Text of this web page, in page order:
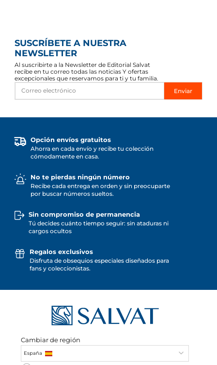
SUSCRÍBETE A NUESTRA
NEWSLETTER
Al suscribirte a la Newsletter de Editorial Salvat
recibe en tu correo todas las noticias Y ofertas
excepcionales que reservamos para ti y tu familia.
Enviar
Opción envíos gratuitos
Ahorra en cada envío y recibe tu colección
cómodamente en casa.
No te pierdas ningún número
Recibe cada entrega en orden y sin preocuparte
por buscar números sueltos.
Sin compromiso de permanencia
Tú decides cuánto tiempo seguir: sin ataduras ni
cargos ocultos
Regalos exclusivos
Disfruta de obsequios especiales diseñados para
fans y coleccionistas.
Cambiar de región
España